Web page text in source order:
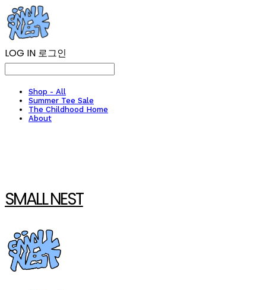
LOG IN 로그인
Shop - All
Summer Tee Sale
The Childhood Home
About
SMALL NEST